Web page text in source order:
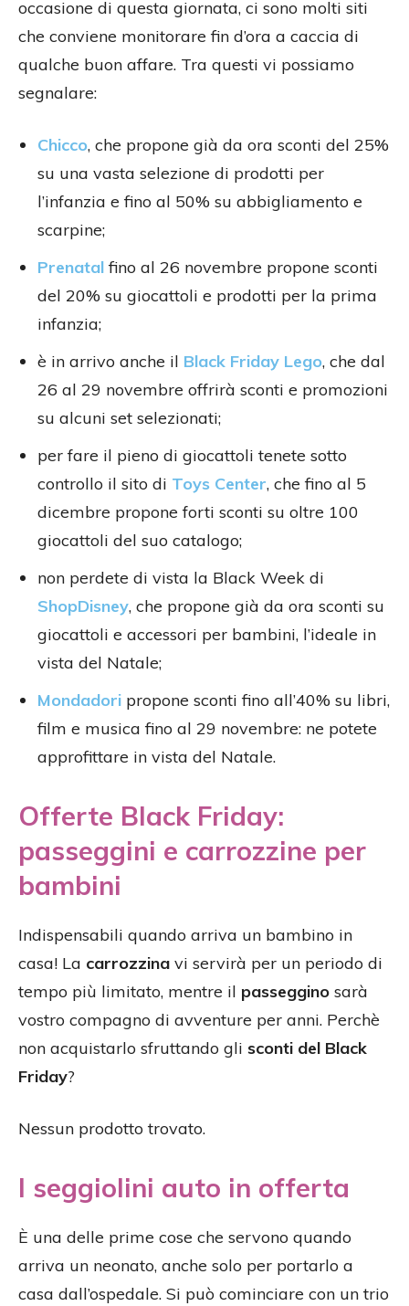
occasione di questa giornata, ci sono molti siti
che conviene monitorare fin d’ora a caccia di
qualche buon affare. Tra questi vi possiamo
segnalare:
Chicco, che propone già da ora sconti del 25%
su una vasta selezione di prodotti per
l’infanzia e fino al 50% su abbigliamento e
scarpine;
Prenatal fino al 26 novembre propone sconti
del 20% su giocattoli e prodotti per la prima
infanzia;
è in arrivo anche il Black Friday Lego, che dal
26 al 29 novembre offrirà sconti e promozioni
su alcuni set selezionati;
per fare il pieno di giocattoli tenete sotto
controllo il sito di Toys Center, che fino al 5
dicembre propone forti sconti su oltre 100
giocattoli del suo catalogo;
non perdete di vista la Black Week di
ShopDisney, che propone già da ora sconti su
giocattoli e accessori per bambini, l’ideale in
vista del Natale;
Mondadori propone sconti fino all’40% su libri,
film e musica fino al 29 novembre: ne potete
approfittare in vista del Natale.
Offerte Black Friday:
passeggini e carrozzine per
bambini
Indispensabili quando arriva un bambino in
casa! La carrozzina vi servirà per un periodo di
tempo più limitato, mentre il passeggino sarà
vostro compagno di avventure per anni. Perchè
non acquistarlo sfruttando gli sconti del Black
Friday?
Nessun prodotto trovato.
I seggiolini auto in offerta
È una delle prime cose che servono quando
arriva un neonato, anche solo per portarlo a
casa dall’ospedale. Si può cominciare con un trio